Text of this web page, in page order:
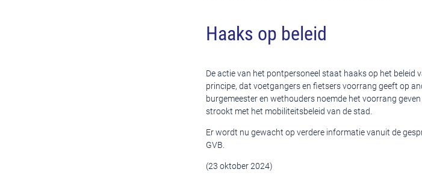
Haaks op beleid
De actie van het pontpersoneel staat haaks op het beleid
principe, dat voetgangers en fietsers voorrang geeft op
burgemeester en wethouders noemde het voorrang geven
strookt met het mobiliteitsbeleid van de stad.
Er wordt nu gewacht op verdere informatie vanuit de
GVB.
(23 oktober 2024)